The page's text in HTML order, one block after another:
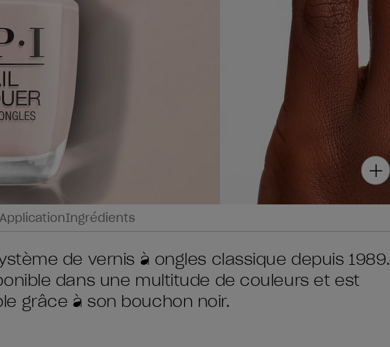
ApplicationIngrédients
de vernis à ongles classique depuis 1989.
dans une multitude de couleurs et est
grâce à son bouchon noir.